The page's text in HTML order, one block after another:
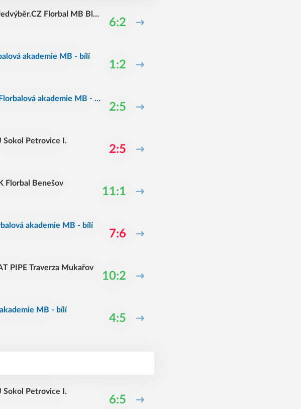
Florbal MB Blu
6:2
akademie MB - bílí
1:2
Florbalová akademie MB - bí
2:5
Sokol Petrovice I.
2:5
Florbal Benešov
11:1
akademie MB - bílí
7:6
PIPE Traverza Mukařov
10:2
MB - bílí
4:5
Sokol Petrovice I.
6:5